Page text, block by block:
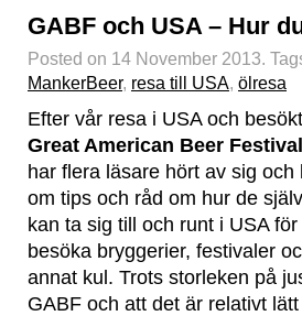
GABF och USA – Hur
Posted on 14 November 2013.
MankerBeer, resa till USA, ölresa
Efter vår resa i USA och
Great American Beer Festival
har flera läsare hört av sig och
om tips och råd om hur de
kan ta sig till och runt i USA för
besöka bryggerier, festivaler
annat kul. Trots storleken på
GABF och att det är relativt